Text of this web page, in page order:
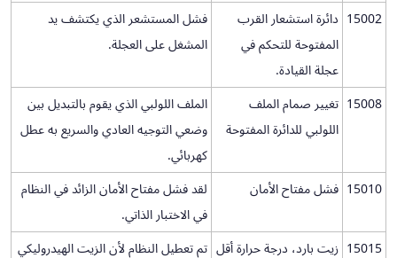
15002 دائرة استشعار القرب
المفتوحة للتحكم في
عجلة القيادة.
فشل المستشعر الذي يكتشف يد
المشغل على العجلة.
15008 تغيير صمام الملف
اللولبي للدائرة المفتوحة
الملف اللولبي الذي يقوم بالتبديل بين
وضعي التوجيه العادي والسريع به عطل
كهربائي.
15010 فشل مفتاح الأمان
لقد فشل مفتاح الأمان الزائد في النظام
في الاختبار الذاتي.
15015 زيت بارد، درجة حرارة أقل تم تعطيل النظام لأن الزيت الهيدروليكي